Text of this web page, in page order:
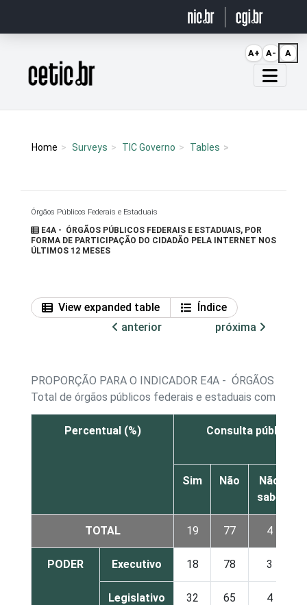
Página inicial
Home Surveys TIC Governo Tables
Órgãos Públicos Federais e Estaduais
E4A - ÓRGÃOS PÚBLICOS FEDERAIS E ESTADUAIS, POR
FORMA DE PARTICIPAÇÃO DO CIDADÃO PELA INTERNET NOS
ÚLTIMOS 12 MESES
View expanded table
Índice
anterior
próxima
PROPORÇÃO PARA O INDICADOR E4A - ÓRGÃOS
Total de órgãos públicos federais e estaduais com
Percentual (%) Consulta pública
Sim Não
Não
sabe
TOTAL 19 77 4
PODER Executivo 18 78 3
Legislativo 32 65 4
A+ A- A